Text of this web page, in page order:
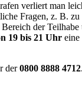
verliert man
Fragen, z. B.
der
19 bis 21 Uhr eine
der0800 8888 4712.